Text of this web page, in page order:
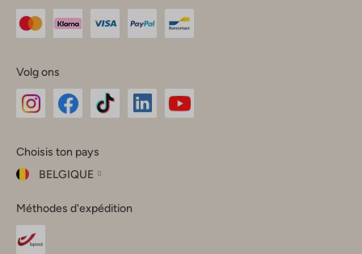
Volg ons
Instagram
Facebook
TikTok
Choisis ton pays
BELGIQUE
ton
pays
Fermer
Méthodes d'expédition